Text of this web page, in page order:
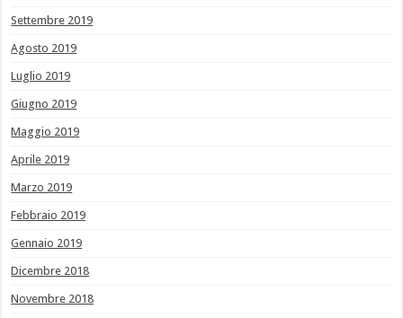
Settembre 2019
Agosto 2019
Luglio 2019
Giugno 2019
Maggio 2019
Aprile 2019
Marzo 2019
Febbraio 2019
Gennaio 2019
Dicembre 2018
Novembre 2018